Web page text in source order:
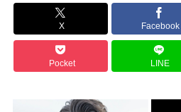
【海外の反応】 なぜイチローはあん
平野綾とかいう女声優についてお前
みいちゃんと山田さんの漫画の作者
声優の長谷川育美さんと結婚したいん
X Facebook
Pocket LINE